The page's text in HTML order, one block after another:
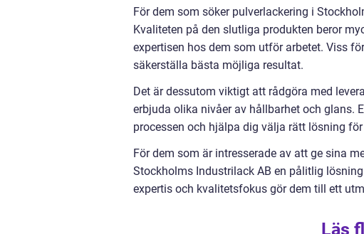
För dem som söker pulverlackering i
Kvaliteten på den slutliga produkten beror
expertisen hos dem som utför arbetet. Viss
säkerställa bästa möjliga resultat.
Det är dessutom viktigt att rådgöra med
erbjuda olika nivåer av hållbarhet och glans.
processen och hjälpa dig välja rätt lösning
För dem som är intresserade av att ge sina
Stockholms Industrilack AB en pålitlig
expertis och kvalitetsfokus gör dem till ett
Läs